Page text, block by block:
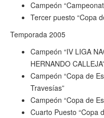
Campeón
Tercer puesto “Copa
Temporada 2005
Campeón “IV LIGA
HERNANDO
Campeón “Copa de
Travesías”
Campeón “Copa de
Cuarto Puesto “Copa